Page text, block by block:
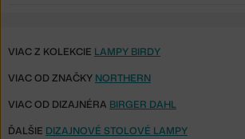
VIAC Z KOLEKCIE LAMPY BIRDY
VIAC OD ZNAČKY NORTHERN
VIAC OD DIZAJNÉRA BIRGER DAHL
ĎALŠIE DIZAJNOVÉ STOLOVÉ LAMPY